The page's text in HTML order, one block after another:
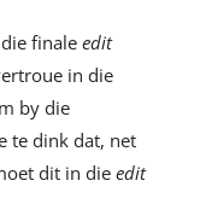
finaleedit
in die
by die
te dink dat, net
dit in die edit